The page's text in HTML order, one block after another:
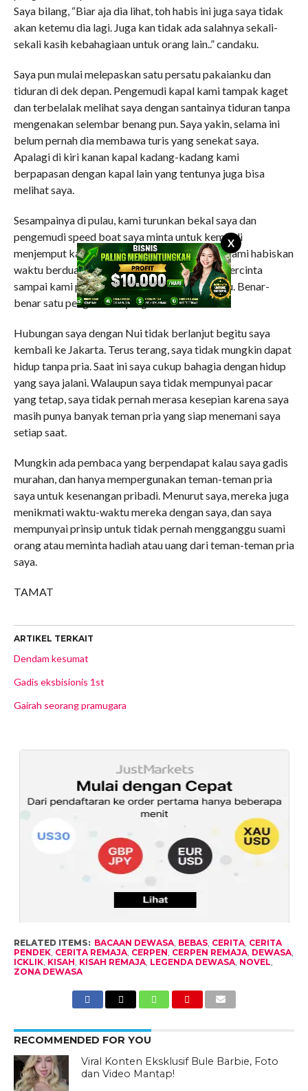
X
Saya bilang, “Biar aja dia lihat, toh habis ini juga saya tidak
akan ketemu dia lagi. Juga kan tidak ada salahnya sekali-
sekali kasih kebahagiaan untuk orang lain..” candaku.
Saya pun mulai melepaskan satu persatu pakaianku dan
tiduran di dek depan. Pengemudi kapal kami tampak kaget
dan terbelalak melihat saya dengan santainya tiduran tanpa
mengenakan selembar benang pun. Saya yakin, selama ini
belum pernah dia membawa turis yang senekat saya.
Apalagi di kiri kanan kapal kadang-kadang kami
berpapasan dengan kapal lain yang tentunya juga bisa
melihat saya.
Sesampainya di pulau, kami turunkan bekal saya dan
pengemudi speed boat saya minta untuk kembali
menjemput kami sore harinya. Sepanjang hari kami habiskan
waktu berdua. Kami berjemur, berenang dan bercinta
sampai kami puas tanpa ada yang mengganggu. Benar-
benar satu pengalaman yang indah.
Hubungan saya dengan Nui tidak berlanjut begitu saya
kembali ke Jakarta. Terus terang, saya tidak mungkin dapat
hidup tanpa pria. Saat ini saya cukup bahagia dengan hidup
yang saya jalani. Walaupun saya tidak mempunyai pacar
yang tetap, saya tidak pernah merasa kesepian karena saya
masih punya banyak teman pria yang siap menemani saya
setiap saat.
Mungkin ada pembaca yang berpendapat kalau saya gadis
murahan, dan hanya mempergunakan teman-teman pria
saya untuk kesenangan pribadi. Menurut saya, mereka juga
menikmati waktu-waktu mereka dengan saya, dan saya
mempunyai prinsip untuk tidak pernah mengganggu suami
orang atau meminta hadiah atau uang dari teman-teman pria
saya.
TAMAT
ARTIKEL TERKAIT
Dendam kesumat
Gadis eksbisionis 1st
Gairah seorang pramugara
RELATED ITEMS: BACAAN DEWASA, BEBAS, CERITA, CERITA
PENDEK, CERITA REMAJA, CERPEN, CERPEN REMAJA, DEWASA,
ICKLIK, KISAH, KISAH REMAJA, LEGENDA DEWASA, NOVEL,
ZONA DEWASA
RECOMMENDED FOR YOU
Viral Konten Eksklusif Bule Barbie, Foto
dan Video Mantap!